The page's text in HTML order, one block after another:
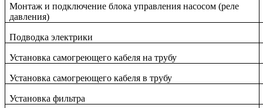
Монтаж и подключение блока управления насосом (реле
давления)
Подводка электрики
Установка самогреющего кабеля на трубу
Установка самогреющего кабеля в трубу
Установка фильтра